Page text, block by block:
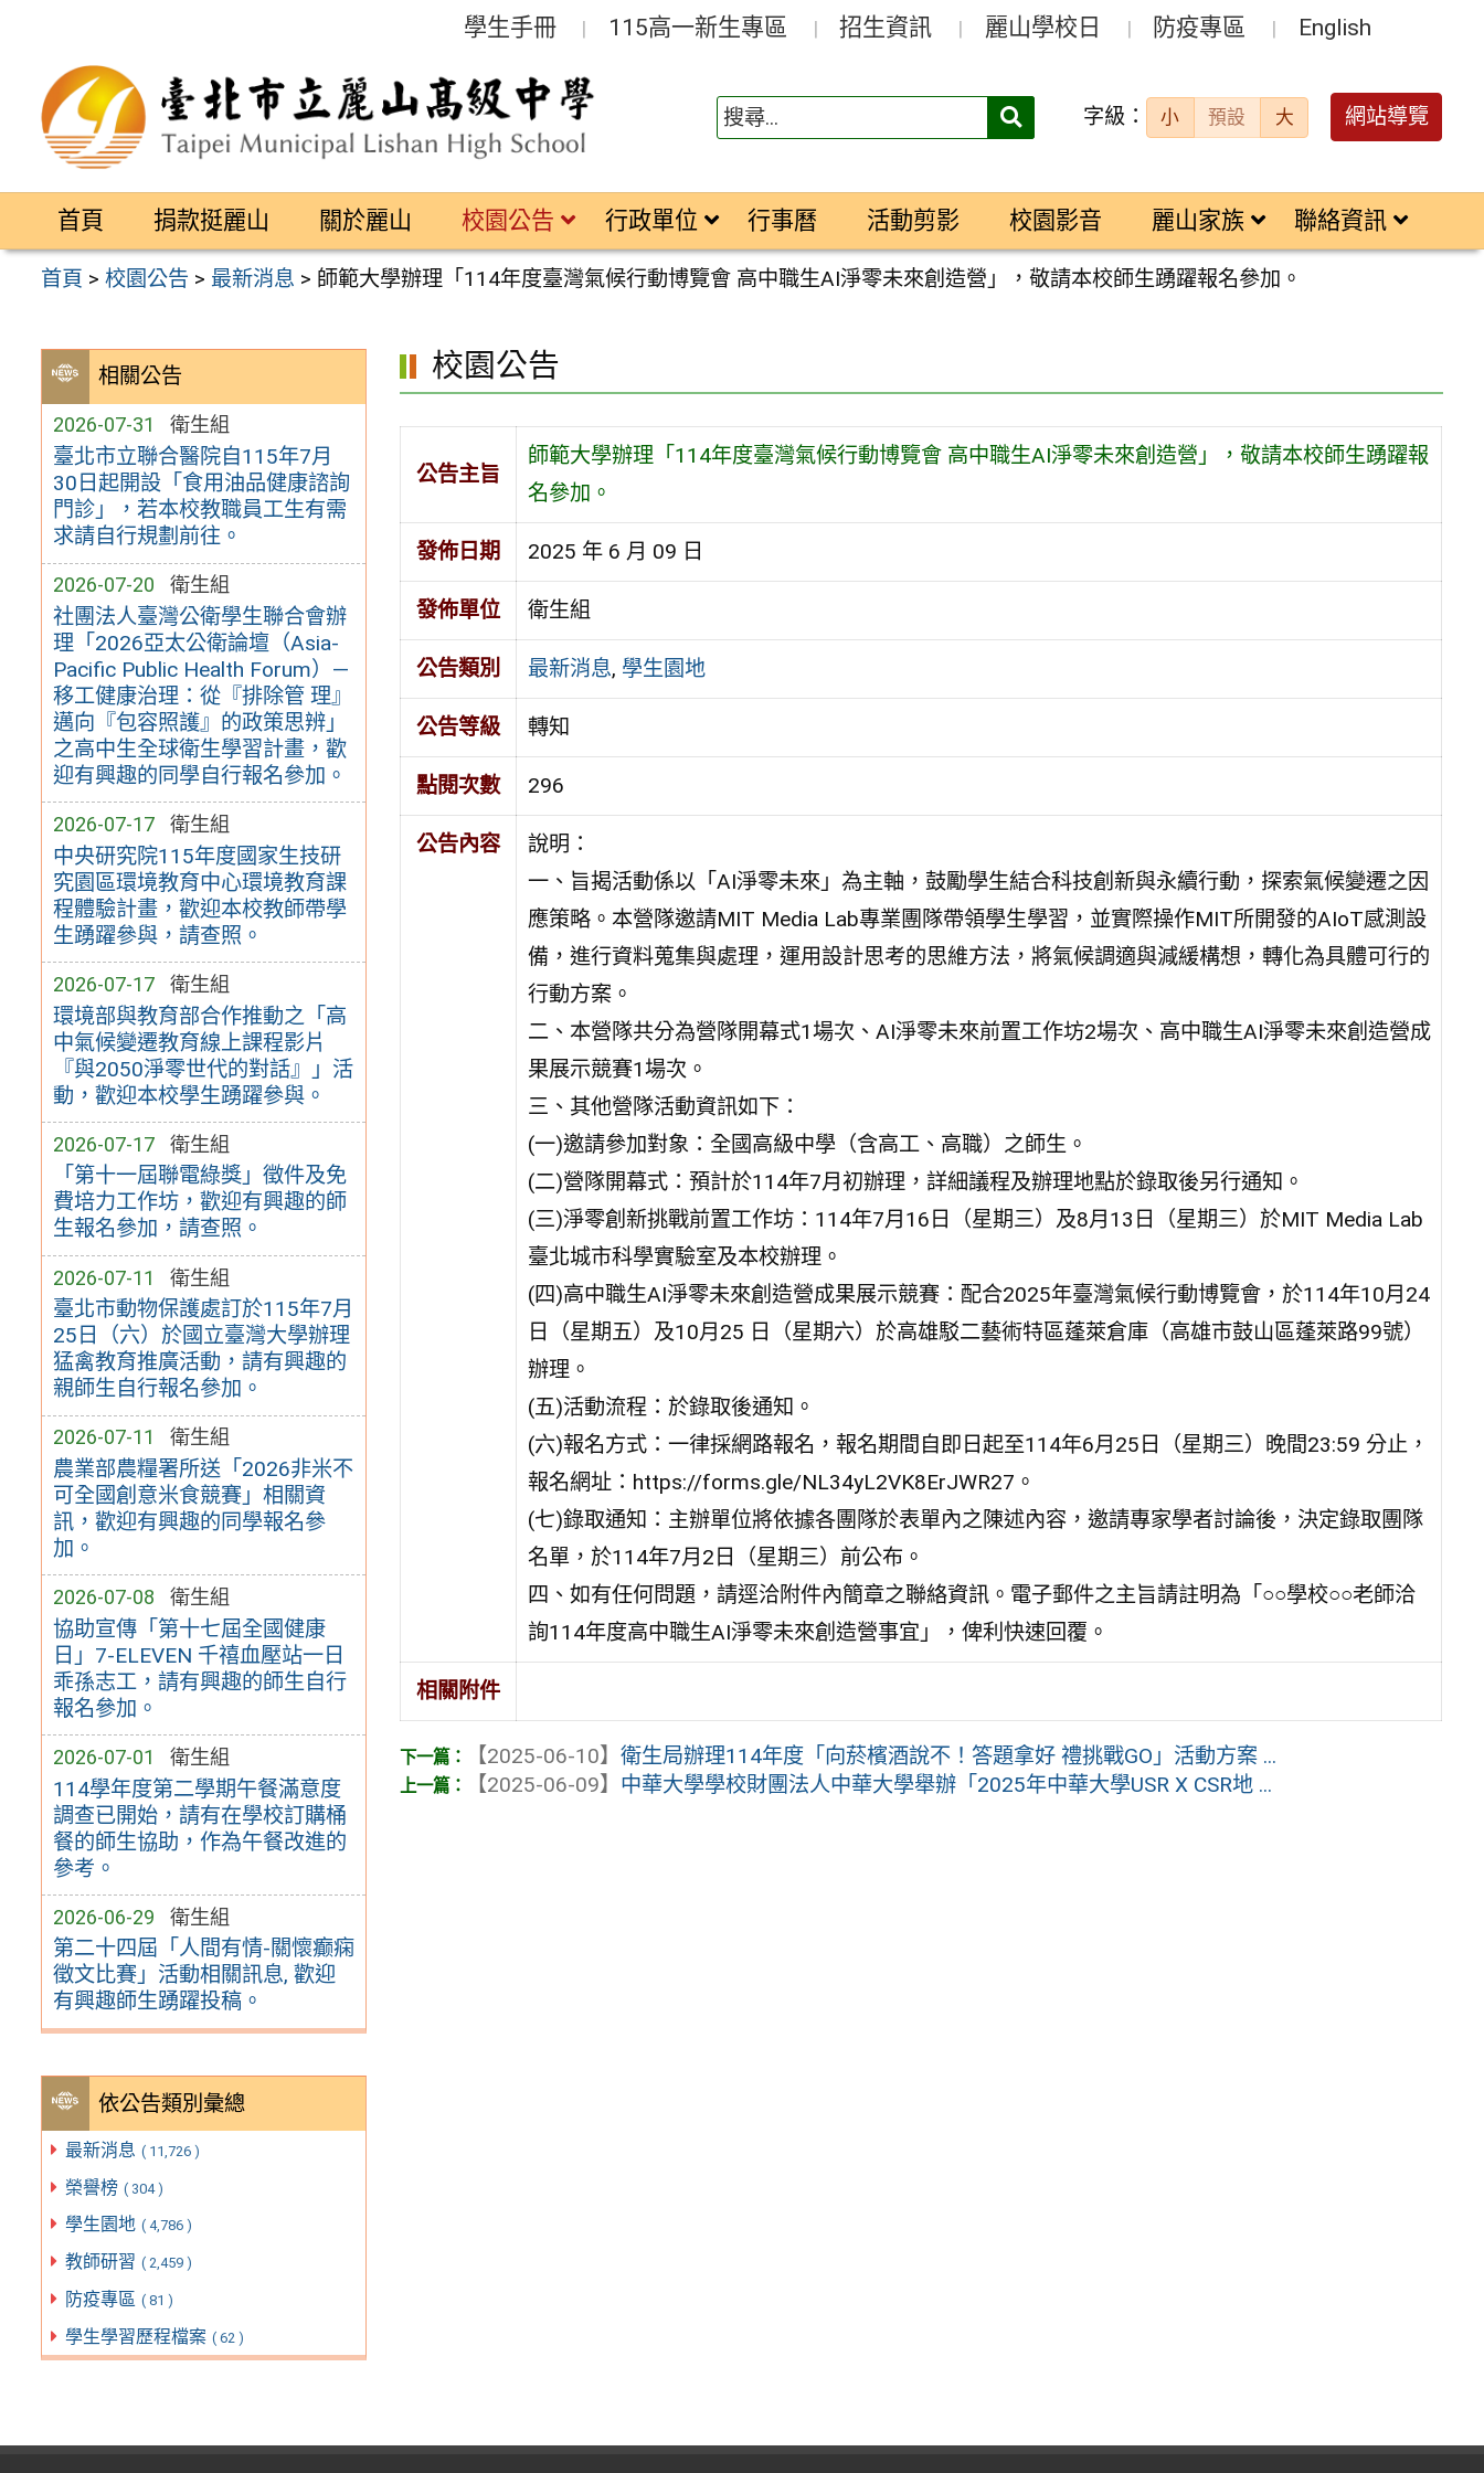
區
學生手冊 115高一新生專區 招生資訊 麗山學校日 防疫專區 English
搜
字級： 小 預設 大 網站導覽
首頁 捐款挺麗山 關於麗山 校園公告 行政單位 行事曆 活動剪影 校園影音 麗山家族 聯絡資訊
首頁 >校園公告 > 最新消息 > 師範大學辦理「114年度臺灣氣候行動博覽會 高中職生AI淨零未來創造營」，敬請本校師生踴躍報名參加。
相關公告
2026-07-31 衛生組
臺北市立聯合醫院自115年7月
30日起開設「食用油品健康諮詢
門診」，若本校教職員工生有需
求請自行規劃前往。
2026-07-20 衛生組
社團法人臺灣公衛學生聯合會辦
理「2026亞太公衛論壇（Asia-
Pacific Public Health Forum）—
移工健康治理：從『排除管 理』
邁向『包容照護』的政策思辨」
之高中生全球衛生學習計畫，歡
迎有興趣的同學自行報名參加。
2026-07-17 衛生組
中央研究院115年度國家生技研
究園區環境教育中心環境教育課
程體驗計畫，歡迎本校教師帶學
生踴躍參與，請查照。
2026-07-17 衛生組
環境部與教育部合作推動之「高
中氣候變遷教育線上課程影片
『與2050淨零世代的對話』」活
動，歡迎本校學生踴躍參與。
2026-07-17 衛生組
「第十一屆聯電綠獎」徵件及免
費培力工作坊，歡迎有興趣的師
生報名參加，請查照。
2026-07-11 衛生組
臺北市動物保護處訂於115年7月
25日（六）於國立臺灣大學辦理
猛禽教育推廣活動，請有興趣的
親師生自行報名參加。
2026-07-11 衛生組
農業部農糧署所送「2026非米不
可全國創意米食競賽」相關資
訊，歡迎有興趣的同學報名參
加。
2026-07-08 衛生組
協助宣傳「第十七屆全國健康
日」7-ELEVEN 千禧血壓站一日
乖孫志工，請有興趣的師生自行
報名參加。
2026-07-01 衛生組
114學年度第二學期午餐滿意度
調查已開始，請有在學校訂購桶
餐的師生協助，作為午餐改進的
參考。
2026-06-29 衛生組
第二十四屆「人間有情-關懷癫痫
徵文比賽」活動相關訊息, 歡迎
有興趣師生踴躍投稿。
依公告類別彙總
最新消息 ( 11,726 )
榮譽榜 ( 304 )
學生園地 ( 4,786 )
教師研習 ( 2,459 )
防疫專區 ( 81 )
學生學習歷程檔案 ( 62 )
校園公告
公告主旨
師範大學辦理「114年度臺灣氣候行動博覽會 高中職生AI淨零未來創造營」，敬請本校師生踴躍報
名參加。
發佈日期 2025 年 6 月 09 日
發佈單位 衛生組
公告類別 最新消息, 學生園地
公告等級 轉知
點閱次數 296
公告內容
說明：
一、旨揭活動係以「AI淨零未來」為主軸，鼓勵學生結合科技創新與永續行動，探索氣候變遷之因
應策略。本營隊邀請MIT Media Lab專業團隊帶領學生學習，並實際操作MIT所開發的AIoT感測設
備，進行資料蒐集與處理，運用設計思考的思維方法，將氣候調適與減緩構想，轉化為具體可行的
行動方案。
二、本營隊共分為營隊開幕式1場次、AI淨零未來前置工作坊2場次、高中職生AI淨零未來創造營成
果展示競賽1場次。
三、其他營隊活動資訊如下：
(一)邀請參加對象：全國高級中學（含高工、高職）之師生。
(二)營隊開幕式：預計於114年7月初辦理，詳細議程及辦理地點於錄取後另行通知。
(三)淨零創新挑戰前置工作坊：114年7月16日（星期三）及8月13日（星期三）於MIT Media Lab
臺北城市科學實驗室及本校辦理。
(四)高中職生AI淨零未來創造營成果展示競賽：配合2025年臺灣氣候行動博覽會，於114年10月24
日（星期五）及10月25 日（星期六）於高雄駁二藝術特區蓬萊倉庫（高雄市鼓山區蓬萊路99號）
辦理。
(五)活動流程：於錄取後通知。
(六)報名方式：一律採網路報名，報名期間自即日起至114年6月25日（星期三）晚間23:59 分止，
報名網址：https://forms.gle/NL34yL2VK8ErJWR27。
(七)錄取通知：主辦單位將依據各團隊於表單內之陳述內容，邀請專家學者討論後，決定錄取團隊
名單，於114年7月2日（星期三）前公布。
四、如有任何問題，請逕洽附件內簡章之聯絡資訊。電子郵件之主旨請註明為「○○學校○○老師洽
詢114年度高中職生AI淨零未來創造營事宜」，俾利快速回覆。
相關附件
【2025-06-10】衛生局辦理114年度「向菸檳酒說不！答題拿好 禮挑戰GO」活動方案 ...
【2025-06-09】 中華大學學校財團法人中華大學舉辦「2025年中華大學USR X CSR地 ...